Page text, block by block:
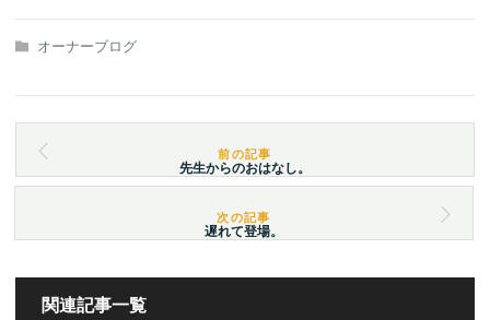
オーナーブログ
先生からのおはなし。
遅れて登場。
関連記事一覧